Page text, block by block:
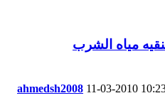
مياه الشرب
ahmedsh2008 11-03-2010